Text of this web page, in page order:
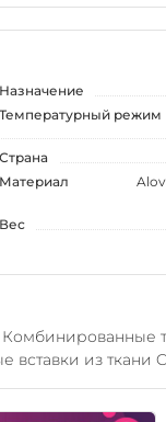
Назначение
Температурный режим
Страна
Материал
Вес
вставки из ткани